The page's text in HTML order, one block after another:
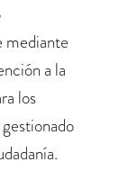
mediante
a la
los